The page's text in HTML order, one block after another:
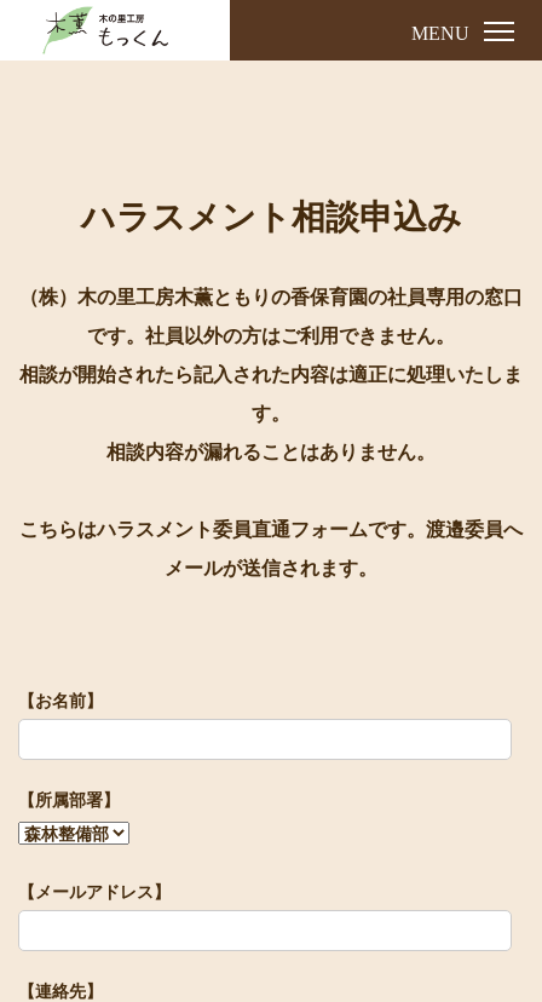
MENU
ハラスメント相談申込み
（株）木の里工房木薫ともりの香保育園の社員専用の窓口
です。社員以外の方はご利用できません。
相談が開始されたら記入された内容は適正に処理いたしま
す。
相談内容が漏れることはありません。
こちらはハラスメント委員直通フォームです。渡邉委員へ
メールが送信されます。
【お名前】
【所属部署】
【メールアドレス】
【連絡先】